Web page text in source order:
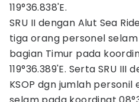
119°36.838'E.
SRU II dengan Alut Sea
tiga orang personel selam
bagian Timur pada
119°36.389'E. Serta SRU III
KSOP dgn jumlah